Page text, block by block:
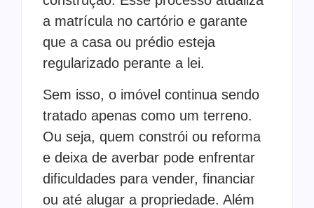
a matrícula no cartório e garante
que a casa ou prédio esteja
regularizado perante a lei.
Sem isso, o imóvel continua sendo
tratado apenas como um terreno.
Ou seja, quem constrói ou reforma
e deixa de averbar pode enfrentar
dificuldades para vender, financiar
ou até alugar a propriedade. Além